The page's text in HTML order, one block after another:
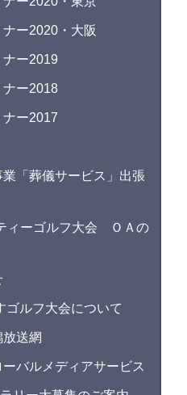
ー2020・大阪
ー2019
ナー2018
ー2017
「葬儀サービス」出張
ィーゴルフ大会 ＯＡの
ゴルフ大会について
送網
バルメディアサービス